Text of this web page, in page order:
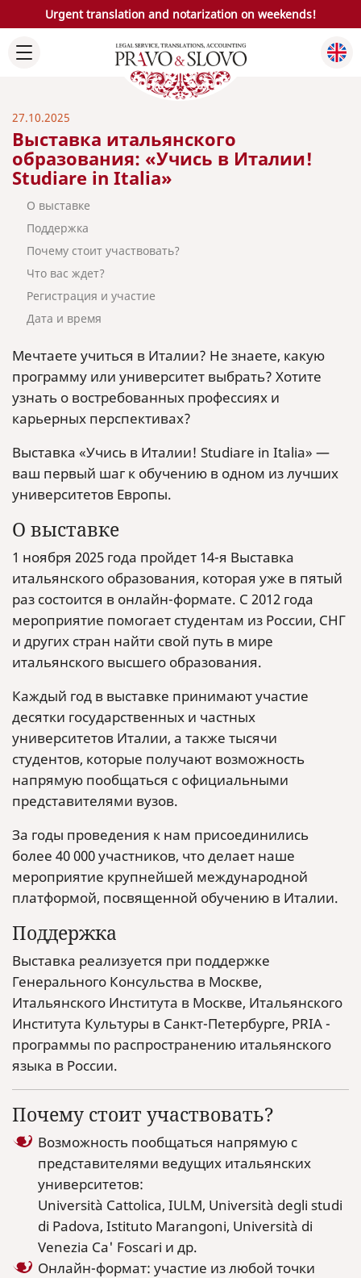
Urgent translation and notarization on weekends!
27.10.2025
Выставка итальянского
образования: «Учись в Италии!
Studiare in Italia»
О выставке
Поддержка
Почему стоит участвовать?
Что вас ждет?
Регистрация и участие
Дата и время
Мечтаете учиться в Италии? Не знаете, какую
программу или университет выбрать? Хотите
узнать о востребованных профессиях и
карьерных перспективах?
Выставка «Учись в Италии! Studiare in Italia» —
ваш первый шаг к обучению в одном из лучших
университетов Европы.
О выставке
1 ноября 2025 года пройдет 14-я Выставка
итальянского образования, которая уже в пятый
раз состоится в онлайн-формате. С 2012 года
мероприятие помогает студентам из России, СНГ
и других стран найти свой путь в мире
итальянского высшего образования.
Каждый год в выставке принимают участие
десятки государственных и частных
университетов Италии, а также тысячи
студентов, которые получают возможность
напрямую пообщаться с официальными
представителями вузов.
За годы проведения к нам присоединились
более 40 000 участников, что делает наше
мероприятие крупнейшей международной
платформой, посвященной обучению в Италии.
Поддержка
Выставка реализуется при поддержке
Генерального Консульства в Москве,
Итальянского Института в Москве, Итальянского
Института Культуры в Санкт-Петербурге, PRIA -
программы по распространению итальянского
языка в России.
Почему стоит участвовать?
Возможность пообщаться напрямую с
представителями ведущих итальянских
университетов:
Università Cattolica, IULM, Università degli studi
di Padova, Istituto Marangoni, Università di
Venezia Ca' Foscari и др.
Онлайн-формат: участие из любой точки